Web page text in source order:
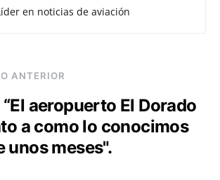
en noticias de aviación
ANTERIOR
aeropuerto El Dorado
a como lo conocimos
unos meses".